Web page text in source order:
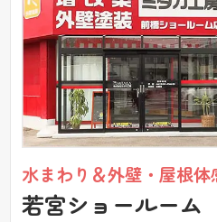
水まわり＆外壁・屋根体
若宮ショールーム